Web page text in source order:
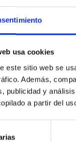
usa cookies
este sitio web se
Además,
publicidad y
a partir del
pequeñas que no
telescopios
en Física
augura un futuro
la rotación
en los
es cierto. La
determina la vida